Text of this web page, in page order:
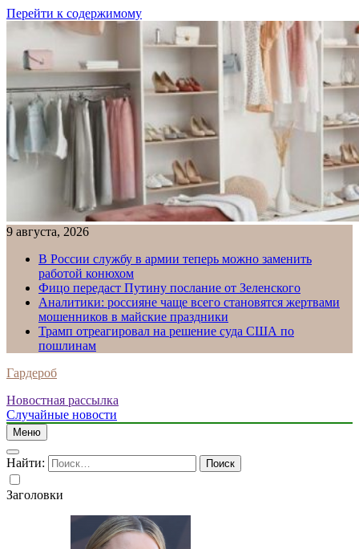
Перейти к содержимому
9 августа, 2026
В России службу в армии теперь можно заменить
работой конюхом
Фицо передаст Путину послание от Зеленского
Аналитики: россияне чаще всего становятся жертвами
мошенников в майские праздники
Трамп отреагировал на решение суда США по
пошлинам
Гардероб
Новостная рассылка
Случайные новости
Меню
Найти:
Заголовки